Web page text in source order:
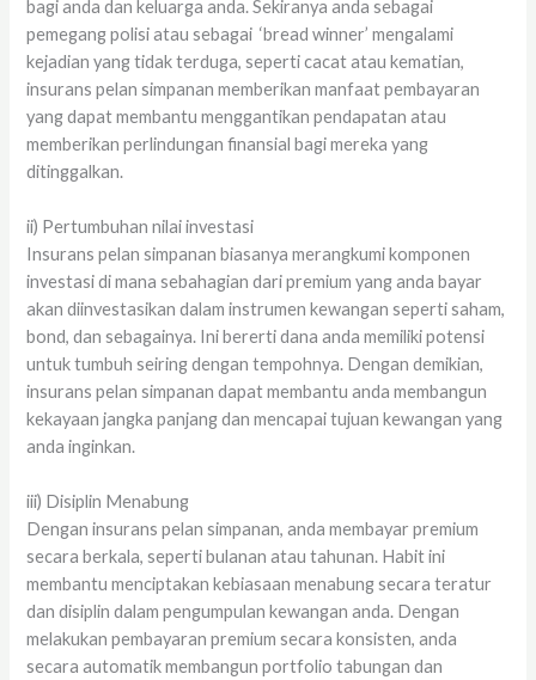
bagi anda dan keluarga anda. Sekiranya anda sebagai
pemegang polisi atau sebagai ‘bread winner’ mengalami
kejadian yang tidak terduga, seperti cacat atau kematian,
insurans pelan simpanan memberikan manfaat pembayaran
yang dapat membantu menggantikan pendapatan atau
memberikan perlindungan finansial bagi mereka yang
ditinggalkan.
ii) Pertumbuhan nilai investasi
Insurans pelan simpanan biasanya merangkumi komponen
investasi di mana sebahagian dari premium yang anda bayar
akan diinvestasikan dalam instrumen kewangan seperti saham,
bond, dan sebagainya. Ini bererti dana anda memiliki potensi
untuk tumbuh seiring dengan tempohnya. Dengan demikian,
insurans pelan simpanan dapat membantu anda membangun
kekayaan jangka panjang dan mencapai tujuan kewangan yang
anda inginkan.
iii) Disiplin Menabung
Dengan insurans pelan simpanan, anda membayar premium
secara berkala, seperti bulanan atau tahunan. Habit ini
membantu menciptakan kebiasaan menabung secara teratur
dan disiplin dalam pengumpulan kewangan anda. Dengan
melakukan pembayaran premium secara konsisten, anda
secara automatik membangun portfolio tabungan dan